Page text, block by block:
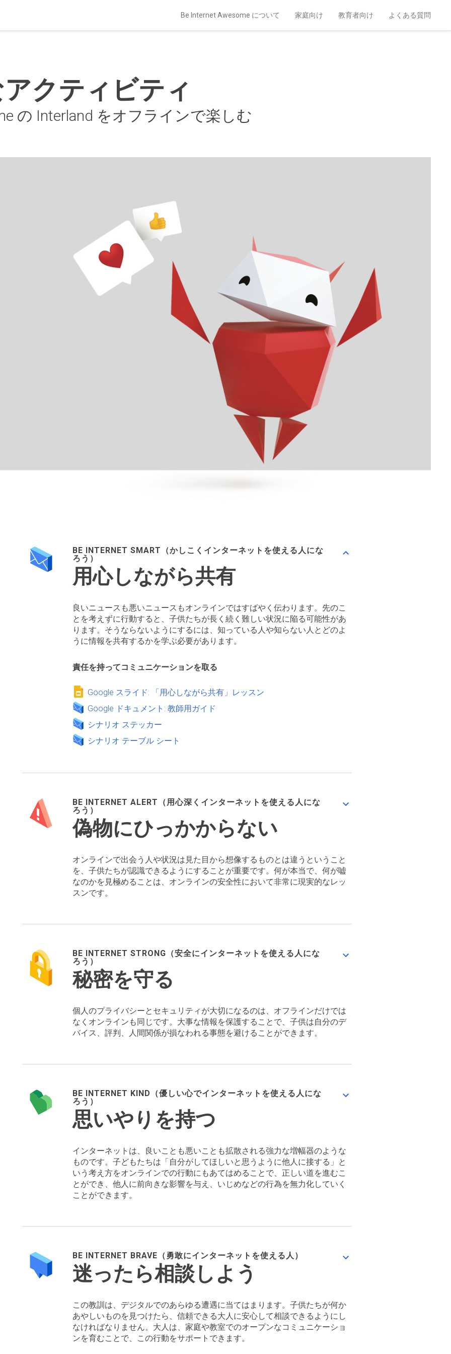
Be Internet Awesome について 家庭向け 教育者向け よくある質問
クティビティ
の Interland をオフラインで楽しむ
BE INTERNET SMART（かしこくインターネットを使える人にな
ろう）
用心しながら共有
良いニュースも悪いニュースもオンラインではすばやく伝わります。先のこ
とを考えずに行動すると、子供たちが長く続く難しい状況に陥る可能性があ
ります。そうならないようにするには、知っている人や知らない人とどのよ
うに情報を共有するかを学ぶ必要があります。
責任を持ってコミュニケーションを取る
Google スライド: 「用心しながら共有」レッスン
Google ドキュメント: 教師用ガイド
シナリオ ステッカー
シナリオ テーブル シート
BE INTERNET ALERT（用心深くインターネットを使える人にな
ろう）
偽物にひっかからない
オンラインで出会う人や状況は見た目から想像するものとは違うということ
を、子供たちが認識できるようにすることが重要です。何が本当で、何が嘘
なのかを見極めることは、オンラインの安全性において非常に現実的なレッ
スンです。
Google ドキュメント: 教師用ガイド
「本物」と「にせ物」のサイン
BE INTERNET STRONG（安全にインターネットを使える人にな
ろう）
秘密を守る
個人のプライバシーとセキュリティが大切になるのは、オフラインだけでは
なくオンラインも同じです。大事な情報を保護することで、子供は自分のデ
バイス、評判、人間関係が損なわれる事態を避けることができます。
Google ドキュメント: 教師用ガイド
形の切り抜き
BE INTERNET KIND（優しい心でインターネットを使える人にな
ろう）
思いやりを持つ
インターネットは、良いことも悪いことも拡散される強力な増幅器のような
ものです。子どもたちは「自分がしてほしいと思うように他人に接する」と
いう考え方をオンラインでの行動にもあてはめることで、正しい道を進むこ
とができ、他人に前向きな影響を与え、いじめなどの行為を無力化していく
ことができます。
Google ドキュメント: 教師用ガイド
カテゴリステッカーとテーブルシート
BE INTERNET BRAVE（勇敢にインターネットを使える人）
迷ったら相談しよう
この教訓は、デジタルでのあらゆる遭遇に当てはまります。子供たちが何か
あやしいものを見つけたら、信頼できる大人に安心して相談できるようにし
なければなりません。大人は、家庭や教室でのオープンなコミュニケーショ
ンを育むことで、この行動をサポートできます。